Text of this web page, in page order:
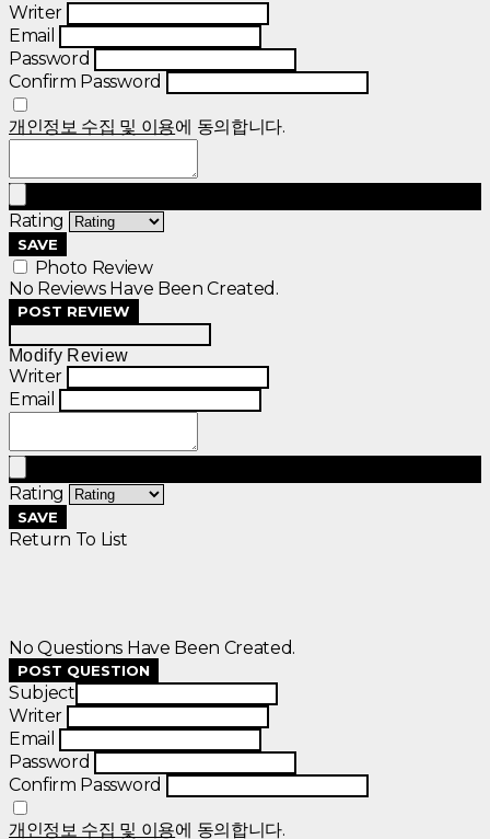
Writer
Email
Password
Confirm Password
개인정보 수집 및 이용에 동의합니다.
Rating
SAVE
Photo Review
No Reviews Have Been Created.
POST REVIEW
Modify Review
Writer
Email
Rating
SAVE
Return To List
No Questions Have Been Created.
POST QUESTION
Subject
Writer
Email
Password
Confirm Password
개인정보 수집 및 이용에 동의합니다.